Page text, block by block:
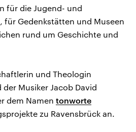
für die Jugend- und
für Gedenkstätten und Museen
rund um Geschichte und
und Theologin
Musiker Jacob David
dem Namen tonworte
zu Ravensbrück an.